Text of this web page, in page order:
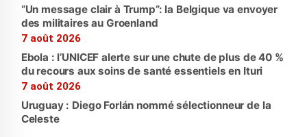
“Un message clair à Trump”: la Belgique va envoyer
des militaires au Groenland
7 août 2026
Ebola : l’UNICEF alerte sur une chute de plus de 40 %
du recours aux soins de santé essentiels en Ituri
7 août 2026
Uruguay : Diego Forlán nommé sélectionneur de la
Celeste